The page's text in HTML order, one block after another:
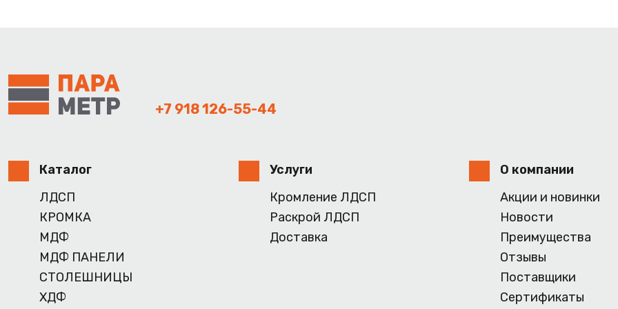
+7 918 126-55-44
Каталог
ЛДСП
КРОМКА
МДФ
МДФ ПАНЕЛИ
СТОЛЕШНИЦЫ
ХДФ
Услуги
Кромление ЛДСП
Раскрой ЛДСП
Доставка
О компании
Акции и новинки
Новости
Преимущества
Отзывы
Поставщики
Сертификаты